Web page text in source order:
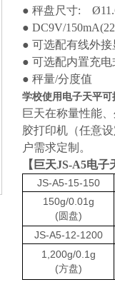
● 秤盘尺寸:
● DC9V/
● 可选配有线外
● 可选配内置充电
● 秤量/分度值
学校使用电子天平
巨天在称量性能
胶打印机（任意
户需求定制。
【 巨天JS-A5电子
JS-A5-15-150
150g/0.01g
(圆盘)
JS-A5-12-1200
1,200g/0.1g
(方盘)